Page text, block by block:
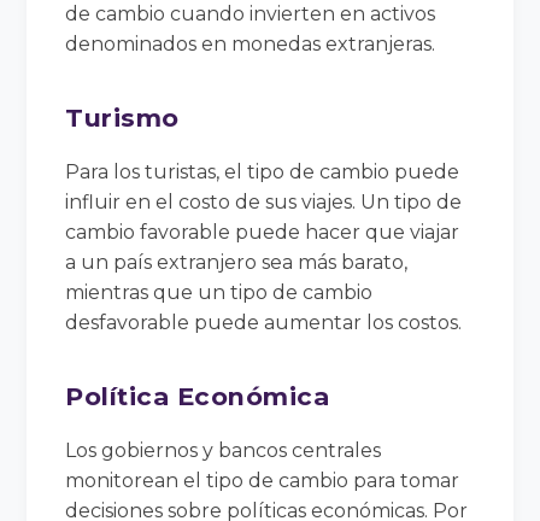
de cambio cuando invierten en activos
denominados en monedas extranjeras.
Turismo
Para los turistas, el tipo de cambio puede
influir en el costo de sus viajes. Un tipo de
cambio favorable puede hacer que viajar
a un país extranjero sea más barato,
mientras que un tipo de cambio
desfavorable puede aumentar los costos.
Política Económica
Los gobiernos y bancos centrales
monitorean el tipo de cambio para tomar
decisiones sobre políticas económicas. Por